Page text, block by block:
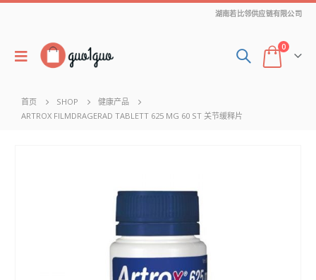
湖南若比邻供应链有限公司
0
首页 SHOP
健康产品
ARTROX FILMDRAGERAD TABLETT 625 MG 60 ST 关节缓释片